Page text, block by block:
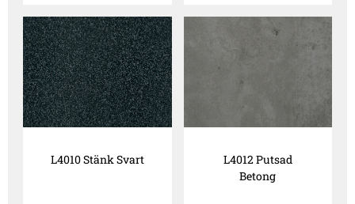
L4010 Stänk Svart
L4012 Putsad
Betong